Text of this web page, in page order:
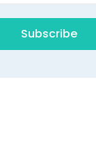
Subscribe